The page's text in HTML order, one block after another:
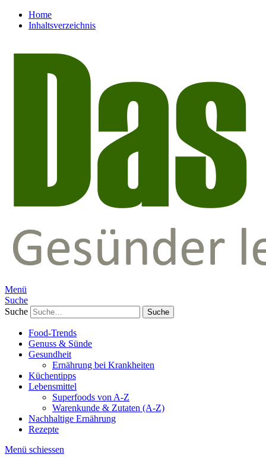
Home
Inhaltsverzeichnis
Menü
Suche
Suche
Food-Trends
Genuss & Sünde
Gesundheit
Ernährung bei Krankheiten
Küchentipps
Lebensmittel
Superfoods von A-Z
Warenkunde & Zutaten (A-Z)
Nachhaltige Ernährung
Rezepte
Menü schiessen